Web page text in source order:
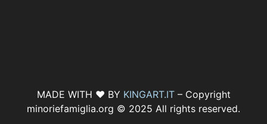
MADE WITH ♥ BY KINGART.IT– Copyright
minoriefamiglia.org © 2025 All rights reserved.